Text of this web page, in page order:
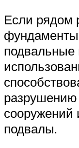
Если рядом
разрушению
сооружений
подвалы.